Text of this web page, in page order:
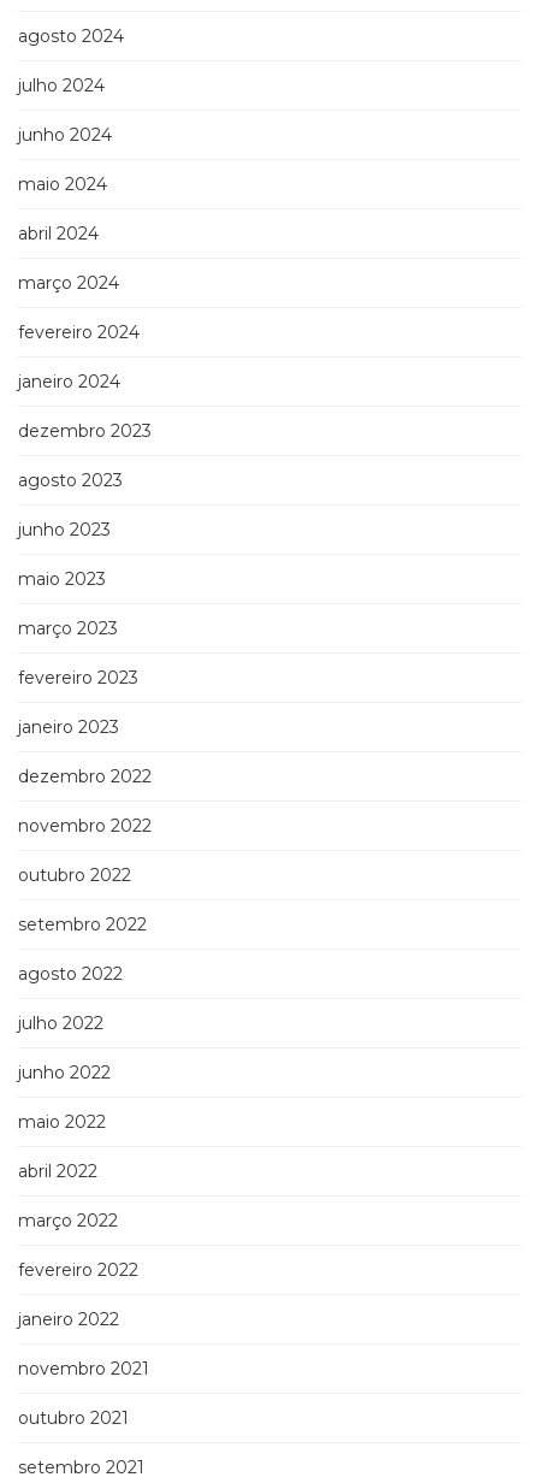
agosto 2024
julho 2024
junho 2024
maio 2024
abril 2024
março 2024
fevereiro 2024
janeiro 2024
dezembro 2023
agosto 2023
junho 2023
maio 2023
março 2023
fevereiro 2023
janeiro 2023
dezembro 2022
novembro 2022
outubro 2022
setembro 2022
agosto 2022
julho 2022
junho 2022
maio 2022
abril 2022
março 2022
fevereiro 2022
janeiro 2022
novembro 2021
outubro 2021
setembro 2021